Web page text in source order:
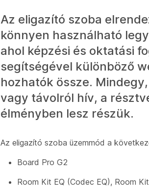
Az eligazító szoba
könnyen használható
ahol képzési és oktatási
segítségével különböző
hozhatók össze.
vagy távolról hív, a
élményben lesz részük.
Az eligazító szoba üzemmód a
Board Pro G2
Room Kit EQ (Codec EQ), Room